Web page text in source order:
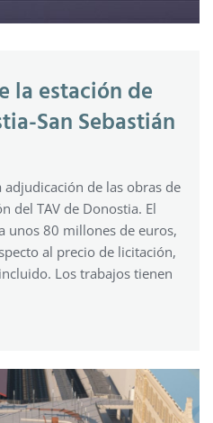
la estación de
San Sebastián
adjudicación de las obras de
del TAV de Donostia. El
unos 80 millones de euros,
al precio de licitación,
Los trabajos tienen